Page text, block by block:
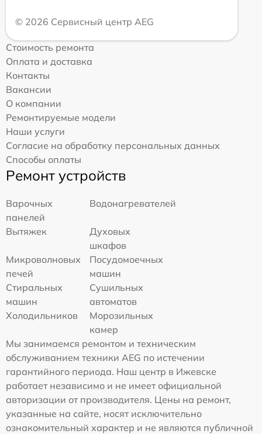
© 2026 Сервисный центр AEG
Стоимость ремонта
Оплата и доставка
Контакты
Вакансии
О компании
Ремонтируемые модели
Наши услуги
Согласие на обработку персональных данных
Способы оплаты
Ремонт устройств
Варочных
панелей
Водонагревателей
Вытяжек
Духовых
шкафов
Микроволновых
печей
Посудомоечных
машин
Стиральных
машин
Сушильных
автоматов
Холодильников
Морозильных
камер
Мы занимаемся ремонтом и техническим
обслуживанием техники AEG по истечении
гарантийного периода. Наш центр в Ижевске
работает независимо и не имеет официальной
авторизации от производителя. Цены на ремонт,
указанные на сайте, носят исключительно
ознакомительный характер и не являются публичной